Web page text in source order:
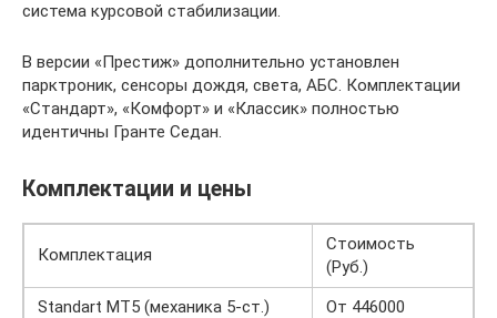
система курсовой стабилизации.
В версии «Престиж» дополнительно установлен
парктроник, сенсоры дождя, света, АБС. Комплектации
«Стандарт», «Комфорт» и «Классик» полностью
идентичны Гранте Седан.
Комплектации и цены
Комплектация
Стоимость
(Руб.)
Standart MT5 (механика 5-ст.)
От 446000